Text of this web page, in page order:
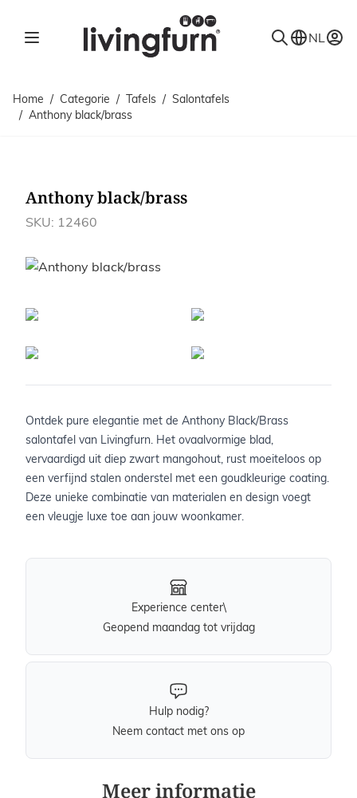
NL
Home / Categorie / Tafels / Salontafels
/ Anthony black/brass
Anthony black/brass
SKU: 12460
Afbeeldingen
Ontdek pure elegantie met de Anthony Black/Brass
salontafel van Livingfurn. Het ovaalvormige blad,
vervaardigd uit diep zwart mangohout, rust moeiteloos op
een verfijnd stalen onderstel met een goudkleurige coating.
Deze unieke combinatie van materialen en design voegt
een vleugje luxe toe aan jouw woonkamer.
Experience center\
Geopend maandag tot vrijdag
Hulp nodig?
Neem contact met ons op
Meer informatie